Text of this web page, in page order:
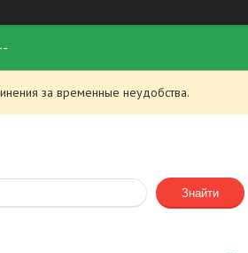
--
за временные неудобства.
Знайти